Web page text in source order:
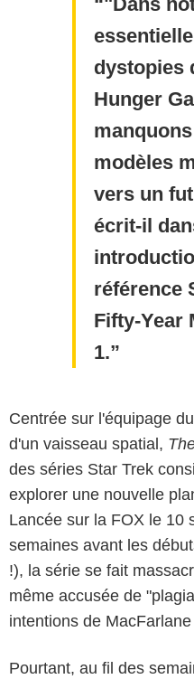
dystopies
Hunger
modèles
vers un
écrit-il
référence
Fifty-Year
1.
Centrée sur l'équipage
d'un vaisseau spatial,
des séries Star Trek
explorer une nouvelle
Lancée sur la FOX le 10
semaines avant les
!), la série se fait
même accusée de
intentions de
Pourtant, au fil des